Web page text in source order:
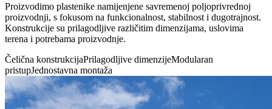
Proizvodimo plastenike namijenjene savremenoj poljoprivrednoj
proizvodnji, s fokusom na funkcionalnost, stabilnost i dugotrajnost.
Konstrukcije su prilagodljive različitim dimenzijama, uslovima
terena i potrebama proizvodnje.
Čelična konstrukcijaPrilagodljive dimenzijeModularan
pristupJednostavna montaža